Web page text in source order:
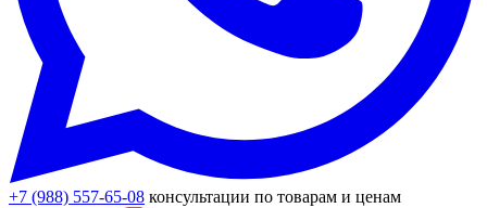
+7 (988) 557-65-08 консультации по товарам и ценам